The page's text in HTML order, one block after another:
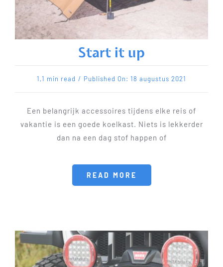
Start it up
1,1 min read / Published On: 18 augustus 2021
Een belangrijk accessoires tijdens elke reis of
vakantie is een goede koelkast. Niets is lekkerder
dan na een dag stof happen of
READ MORE